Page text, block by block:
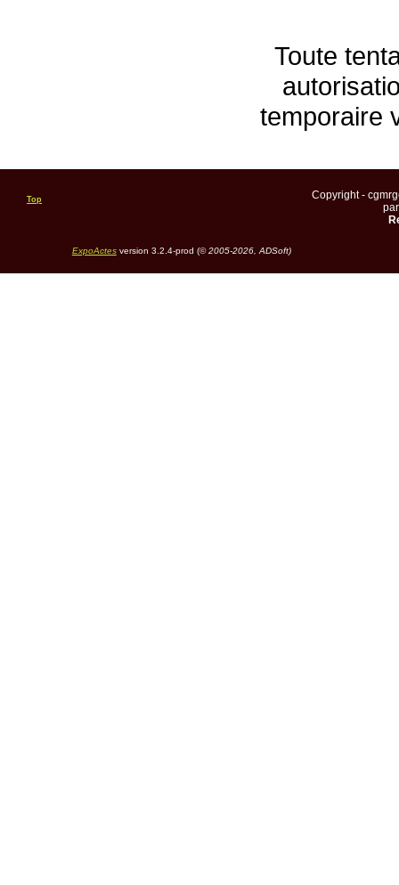
Toute
temporaire
Top
Copyright -
ExpoActesversion 3.2.4-prod (©2005-2026, ADSoft)